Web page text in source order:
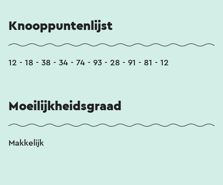
Knooppuntenlijst
12 - 18 - 38 - 34 - 74 - 93 - 28 - 91 - 81 - 12
Moeilijkheidsgraad
Makkelijk